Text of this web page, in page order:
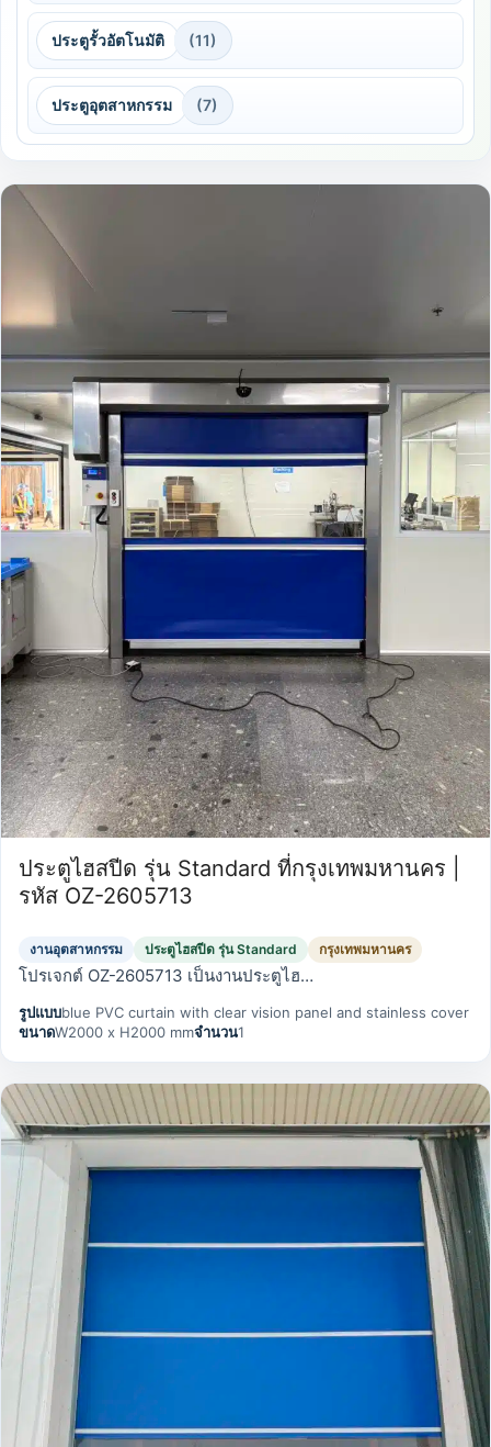
ประตูรั้วอัตโนมัติ (11)
ประตูอุตสาหกรรม (7)
ประตูไฮสปีด รุ่น Standard ที่กรุงเทพมหานคร |
รหัส OZ-2605713
งานอุตสาหกรรม ประตูไฮสปีด รุ่น Standard กรุงเทพมหานคร
โปรเจกต์ OZ-2605713 เป็นงานประตูไฮ…
รูปแบบblue PVC curtain with clear vision panel and stainless cover
ขนาดW2000 x H2000 mmจำนวน1